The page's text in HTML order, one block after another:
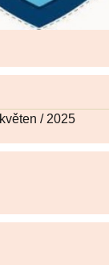
květen / 2025